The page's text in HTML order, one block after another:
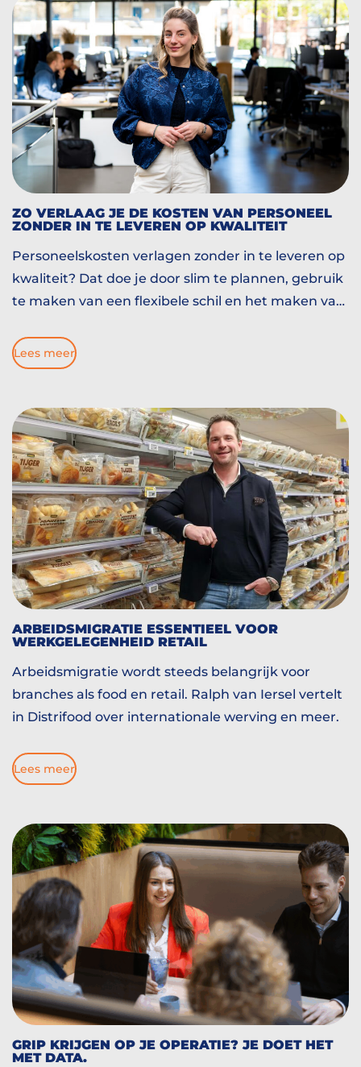
ZO VERLAAG JE DE KOSTEN VAN PERSONEEL
ZONDER IN TE LEVEREN OP KWALITEIT
Personeelskosten verlagen zonder in te leveren op
kwaliteit? Dat doe je door slim te plannen, gebruik
te maken van een flexibele schil en het maken van
gauw verder!
Lees meer
ARBEIDSMIGRATIE ESSENTIEEL VOOR
WERKGELEGENHEID RETAIL
Arbeidsmigratie wordt steeds belangrijk voor
branches als food en retail. Ralph van Iersel vertelt
in Distrifood over internationale werving en meer.
Lees meer
GRIP KRIJGEN OP JE OPERATIE? JE DOET HET
MET DATA.